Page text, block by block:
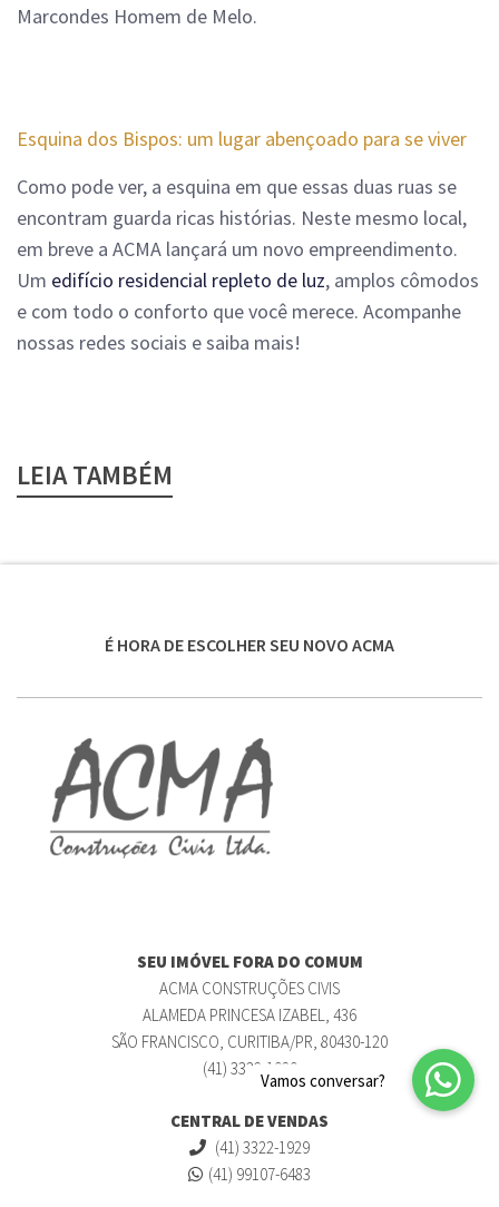
Marcondes Homem de Melo.
Esquina dos Bispos: um lugar abençoado para se viver
Como pode ver, a esquina em que essas duas ruas se
encontram guarda ricas histórias. Neste mesmo local,
em breve a ACMA lançará um novo empreendimento.
Um edifício residencial repleto de luz, amplos cômodos
e com todo o conforto que você merece. Acompanhe
nossas redes sociais e saiba mais!
LEIA TAMBÉM
É HORA DE ESCOLHER SEU NOVO ACMA
SEU IMÓVEL FORA DO COMUM
ACMA CONSTRUÇÕES CIVIS
ALAMEDA PRINCESA IZABEL, 436
SÃO FRANCISCO, CURITIBA/PR, 80430-120
(41) 3322-1929
CENTRAL DE VENDAS
(41) 3322-1929
(41) 99107-6483